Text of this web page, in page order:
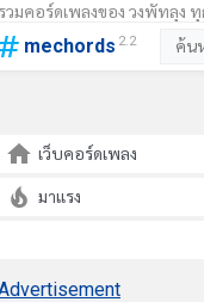
รวมคอร์ดเพลงของ วงพัทลุง
mechords 2.2
เว็บคอร์ดเพลง
มาแรง